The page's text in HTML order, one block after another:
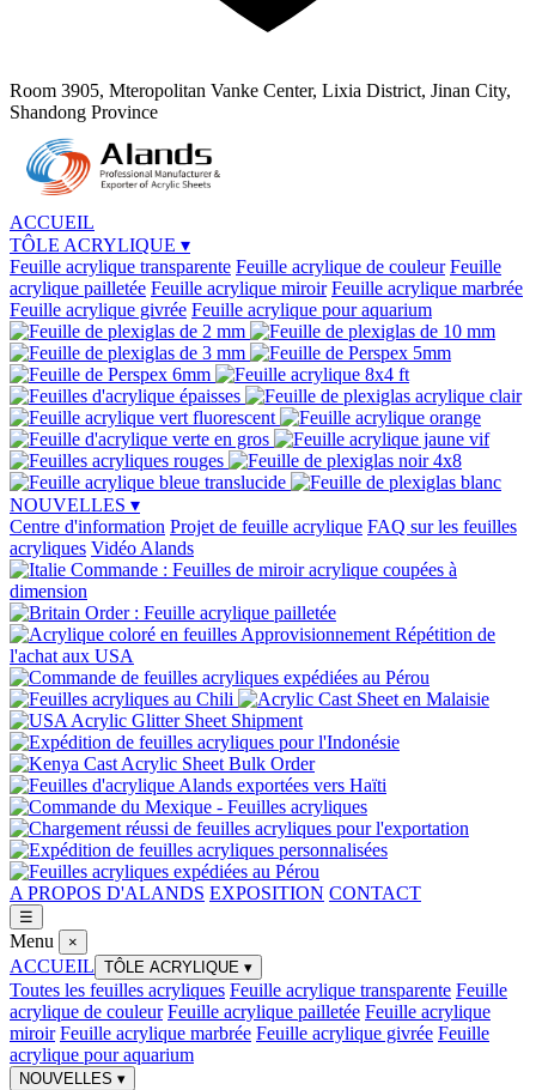
Room 3905, Mteropolitan Vanke Center, Lixia District, Jinan City,
Shandong Province
ACCUEIL
TÔLE ACRYLIQUE ▾
Feuille acrylique transparente Feuille acrylique de couleur Feuille
acrylique pailletée Feuille acrylique miroir Feuille acrylique marbrée
Feuille acrylique givrée Feuille acrylique pour aquarium
NOUVELLES ▾
Centre d'information Projet de feuille acrylique FAQ sur les feuilles
acryliques Vidéo Alands
A PROPOS D'ALANDS EXPOSITION CONTACT
☰
Menu ×
ACCUEIL TÔLE ACRYLIQUE ▾
Toutes les feuilles acryliques Feuille acrylique transparente Feuille
acrylique de couleur Feuille acrylique pailletée Feuille acrylique
miroir Feuille acrylique marbrée Feuille acrylique givrée Feuille
acrylique pour aquarium
NOUVELLES ▾